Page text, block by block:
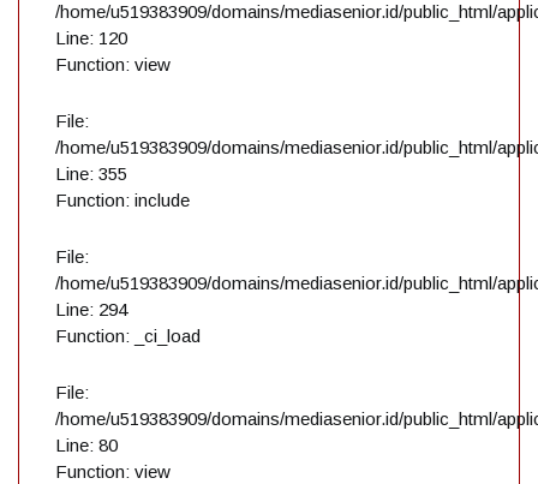
/home/u519383909/domains/mediasenior.id/public_html/
Line: 120
Function: view
File:
/home/u519383909/domains/mediasenior.id/public_html/
Line: 355
Function: include
File:
/home/u519383909/domains/mediasenior.id/public_html/
Line: 294
Function: _ci_load
File:
/home/u519383909/domains/mediasenior.id/public_html/
Line: 80
Function: view